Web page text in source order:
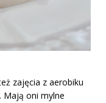
zajęcia z aerobiku
Mają oni mylne